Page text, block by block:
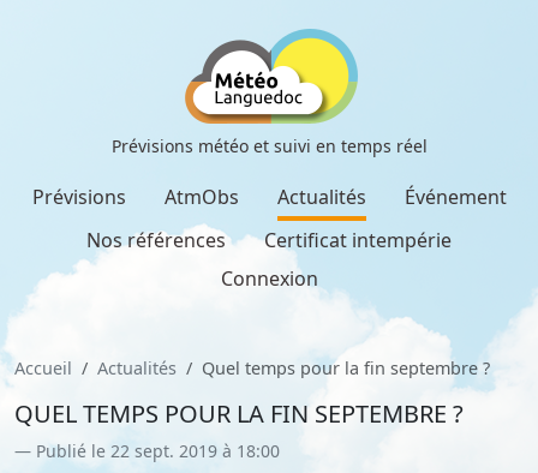
Prévisions météo et suivi en temps réel
Prévisions AtmObs Actualités
Événement
Nos références
Certificat intempérie
Connexion
Accueil Actualités Quel temps pour la fin septembre ?
QUEL TEMPS POUR LA FIN SEPTEMBRE ?
Publié le 22 sept. 2019 à 18:00